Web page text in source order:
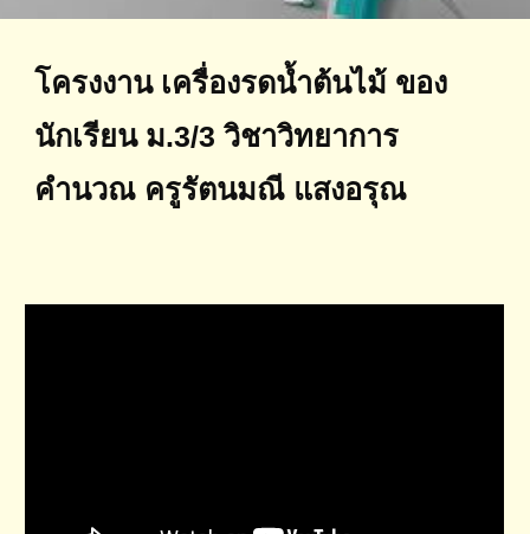
โครงงาน เครื่องรดน้ำต้นไม้ ของ
นักเรียน ม.3/3 วิชาวิทยาการ
คำนวณ ครูรัตนมณี แสงอรุณ